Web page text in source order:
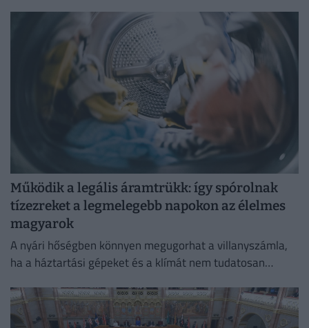
Működik a legális áramtrükk: így spórolnak
tízezreket a legmelegebb napokon az élelmes
magyarok
A nyári hőségben könnyen megugorhat a villanyszámla,
ha a háztartási gépeket és a klímát nem tudatosan